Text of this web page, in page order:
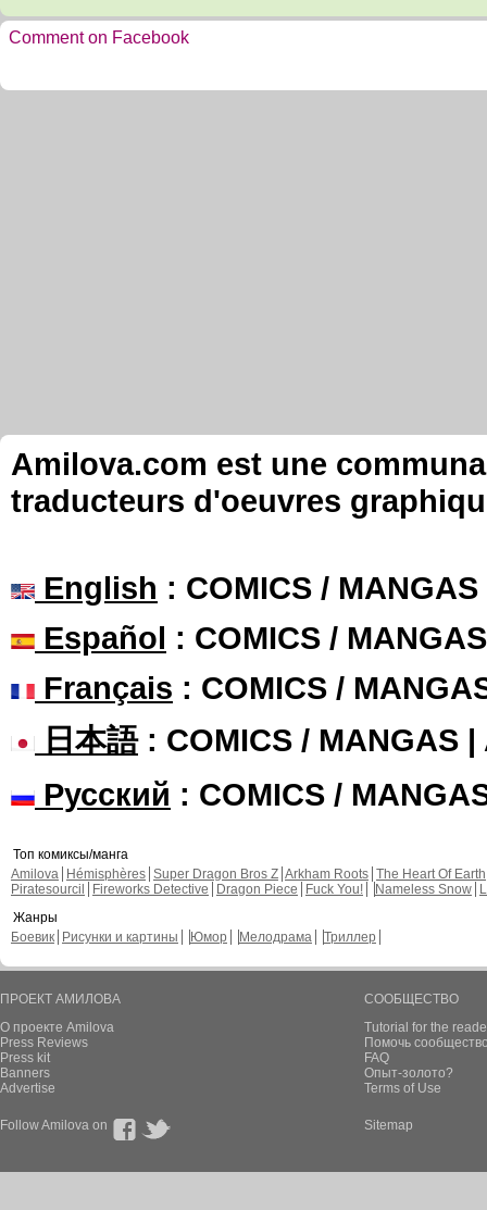
Comment on Facebook
Amilova.com est une
traducteurs d'oeuvres
English : COMICS /
Español : COMICS /
Français : COMICS /
日本語: COMICS / MANGAS |
Русский : COMICS /
Топ комиксы/манга
Amilova
Hémisphères Super Dragon Bros Z Arkham Roots The Heart Of Earth
Piratesourcil
Fireworks Detective Dragon Piece Fuck You! Nameless Snow
Жанры
Боевик
Рисунки и картины Юмор Мелодрама Триллер
ПРОЕКТ АМИЛОВА
О проекте Amilova
Press Reviews
Press kit
Banners
Advertise
СООБЩЕСТВО
Tutorial for the
Помочь
FAQ
Опыт-золото?
Terms of Use
Follow Amilova on Sitemap